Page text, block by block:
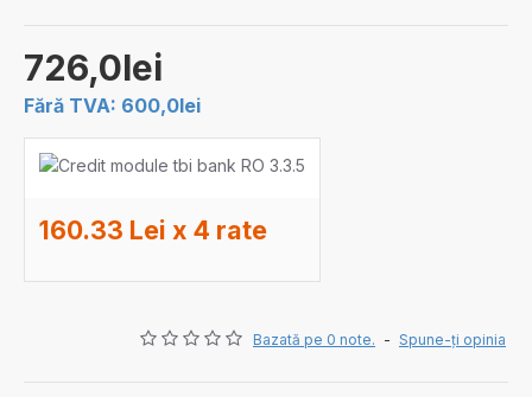
Bazată pe 0 note. - Spune-ţi opinia
726,0lei
Fără TVA: 600,0lei
160.33 Lei x 4 rate